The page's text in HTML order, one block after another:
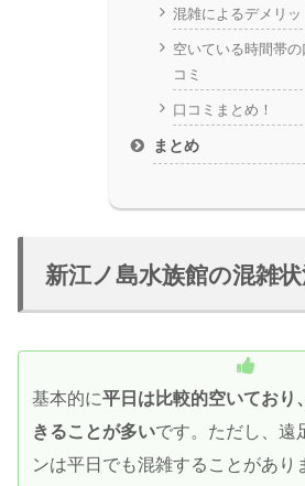
混雑によるデメリッ
空いている時間帯の
コミ
口コミまとめ！
まとめ
新江ノ島水族館の混雑状
基本的に平日は比較的空いており
きることが多いです。ただし、遠
ンは平日でも混雑することがあり